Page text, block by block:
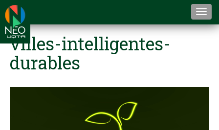
villes-intelligentes-
durables